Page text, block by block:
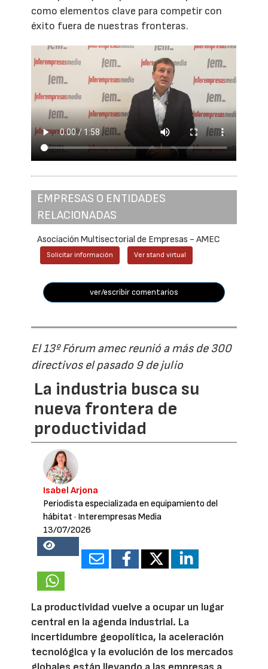
como elementos clave para competir con
éxito fuera de nuestras fronteras.
EMPRESAS O ENTIDADES
RELACIONADAS
Asociación Multisectorial de Empresas - AMEC
Solicitar información Ver stand virtual
ver/escribir comentarios
El 13º Fórum amec reunió a más de 300
directivos el pasado 9 de julio
La industria busca su
nueva frontera de
productividad
Isabel Arjona
Periodista especializada en equipamiento del
hábitat · Interempresas Media
13/07/2026
26089
La productividad vuelve a ocupar un lugar
central en la agenda industrial. La
incertidumbre geopolítica, la aceleración
tecnológica y la evolución de los mercados